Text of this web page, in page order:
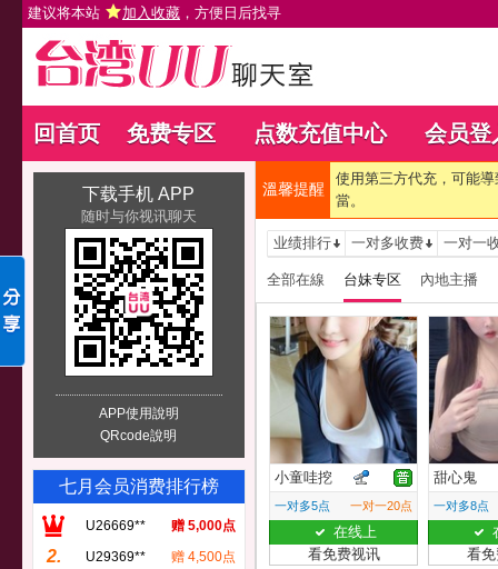
建议将本站 加入收藏 ，方便日后找寻
回首页 免费专区 点数充值中心 会员登
下载手机 APP
随时与你视讯聊天
APP使用說明
QRcode說明
七月会员消费排行榜
U26669** 赠 5,000点
2. U29369** 赠 4,500点
溫馨提醒
使用第三方代充，可能
當。
业绩排行 一对多收费 一对一
全部在線 台妹专区 內地主播
小童哇挖
一对多5点 一对一20点
在线上
看免费视讯
甜心鬼
一对多8点
看